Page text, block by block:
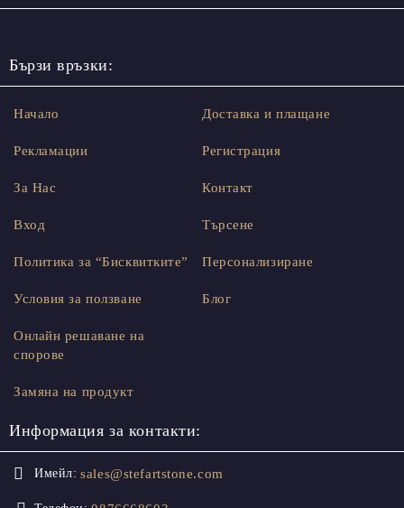
Бързи връзки:
Начало
Рекламации
За Нас
Вход
Доставка и плащане
Регистрация
Контакт
Търсене
Политика за “Бисквитките”
Условия за ползване
Онлайн решаване на
спорове
Замяна на продукт
Персонализиране
Блог
Информация за контакти:
Имейл: sales@stefartstone.com